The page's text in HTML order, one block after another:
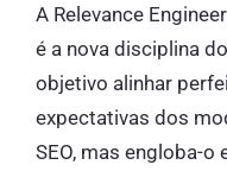
A Relevance
é a nova disciplina
objetivo alinhar
expectativas dos
SEO, mas engloba-o